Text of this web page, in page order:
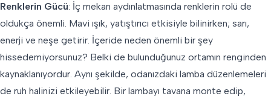
Renklerin Gücü: İç mekan aydınlatmasında renklerin rolü de
oldukça önemli. Mavi ışık, yatıştırıcı etkisiyle bilinirken; sarı,
enerji ve neşe getirir. İçeride neden önemli bir şey
hissedemiyorsunuz? Belki de bulunduğunuz ortamın renginden
kaynaklanıyordur. Aynı şekilde, odanızdaki lamba düzenlemeleri
de ruh halinizi etkileyebilir. Bir lambayı tavana monte edip,